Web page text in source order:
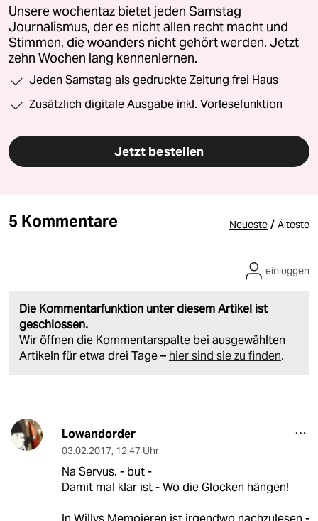
Unsere wochentaz bietet jeden Samstag
Journalismus, der es nicht allen recht macht und
Stimmen, die woanders nicht gehört werden. Jetzt
zehn Wochen lang kennenlernen.
Jeden Samstag als gedruckte Zeitung frei Haus
Zusätzlich digitale Ausgabe inkl. Vorlesefunktion
Jetzt bestellen
5 Kommentare Neueste / Älteste
Die Kommentarfunktion unter diesem Artikel ist
geschlossen.
Wir öffnen die Kommentarspalte bei ausgewählten
Artikeln für etwa drei Tage – hier sind sie zu finden.
einloggen
Lowandorder
03.02.2017, 12:47 Uhr
Na Servus. - but -
Damit mal klar ist - Wo die Glocken hängen!